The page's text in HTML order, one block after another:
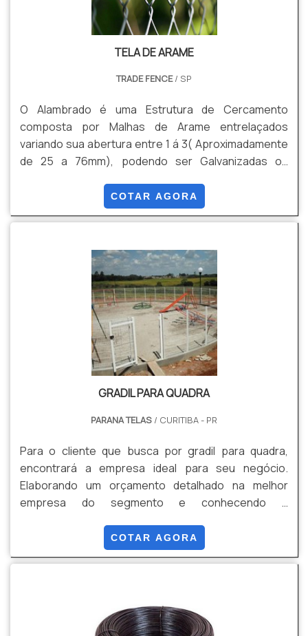
TELA DE ARAME
TRADE FENCE/ SP
O Alambrado é uma Estrutura de Cercamento
composta por Malhas de Arame entrelaçados
variando sua abertura entre 1 á 3( Aproximadamente
de 25 a 76mm), podendo ser Galvanizadas ou
de suas Vantagens são: Durabilidade , Versatilidade,
Custo Beneficio, Facilidade de Instalação, entre
COTAR AGORA
GRADIL PARA QUADRA
PARANA TELAS / CURITIBA - PR
Para o cliente que busca por gradil para quadra,
encontrará a empresa ideal para seu negócio.
Elaborando um orçamento detalhado na melhor
empresa do segmento e conhecendo a
lugar.DIFERENCIAIS IMPORTANTES DE GRADIL PARA
QUADRAQuem procura por gradil para quadra em
construção e gradil revestido em PVC, garantindo a
satisfação da venda à entrega final, com foco total
COTAR AGORA